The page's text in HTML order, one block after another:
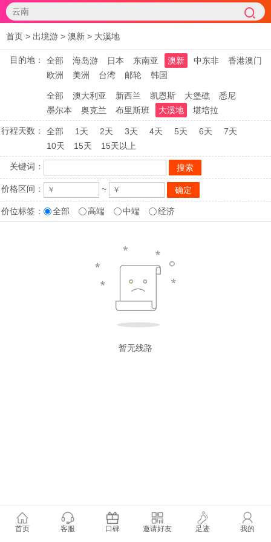
首页 > 出境游 > 澳新 > 大溪地
目的地： 全部 海岛游 日本 东南亚 澳新 中东非
香港澳门
欧洲
美洲 台湾 邮轮 韩国
全部 澳大利亚 新西兰 凯恩斯 大堡礁
悉尼
墨尔本
奥克兰 布里斯班 大溪地 堪培拉
行程天数： 全部 1天 2天 3天 4天 5天 6天
7天
10天
15天 15天以上
关键词：
价格区间： ~
价位标签： 全部 高端 中端 经济
暂无线路
首页 客服 口碑 邀请好友 足迹 我的